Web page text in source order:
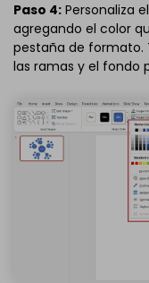
Paso 4: Personaliza
agregando el color
pestaña de formato.
las ramas y el fondo